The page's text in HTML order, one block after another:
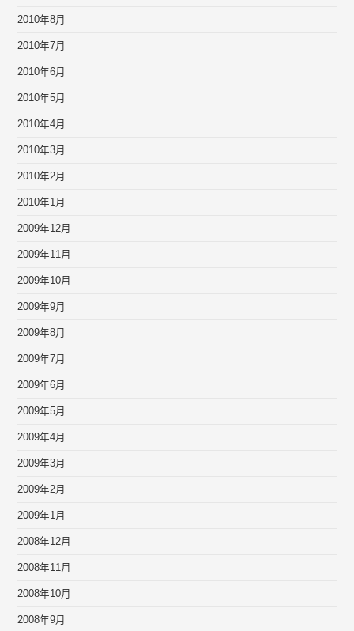
2010年8月
2010年7月
2010年6月
2010年5月
2010年4月
2010年3月
2010年2月
2010年1月
2009年12月
2009年11月
2009年10月
2009年9月
2009年8月
2009年7月
2009年6月
2009年5月
2009年4月
2009年3月
2009年2月
2009年1月
2008年12月
2008年11月
2008年10月
2008年9月